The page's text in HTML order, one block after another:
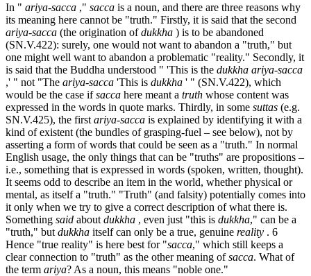
In " ariya-sacca ," sacca is a noun, and there are three reasons why
its meaning here cannot be "truth." Firstly, it is said that the second
ariya-sacca (the origination ofdukkha ) is to be abandoned
(SN.V.422): surely, one would not want to abandon a "truth," but
one might well want to abandon a problematic "reality." Secondly, it
is said that the Buddha understood " 'This is the dukkha ariya-sacca
,' " not "The ariya-sacca 'This is dukkha ' " (SN.V.422), which
would be the case ifsacca here meant a truth whose content was
expressed in the words in quote marks. Thirdly, in some suttas (e.g.
SN.V.425), the first ariya-sacca is explained by identifying it with a
kind of existent (the bundles of grasping-fuel – see below), not by
asserting a form of words that could be seen as a "truth." In normal
English usage, the only things that can be "truths" are propositions –
i.e., something that is expressed in words (spoken, written, thought).
It seems odd to describe an item in the world, whether physical or
mental, as itself a "truth." "Truth" (and falsity) potentially comes into
it only when we try to give a correct description of what there is.
Something said about dukkha , even just "this is dukkha," can be a
"truth," but dukkha itself can only be a true, genuine reality . 6
Hence "true reality" is here best for "sacca," which still keeps a
clear connection to "truth" as the other meaning ofsacca. What of
the term ariya? As a noun, this means "noble one."